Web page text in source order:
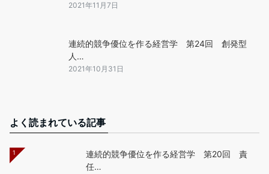
2021年11月7日
連続的競争優位を作る経営学 第24回 創発型
人…
2021年10月31日
よく読まれている記事
1
連続的競争優位を作る経営学 第20回 責
任…